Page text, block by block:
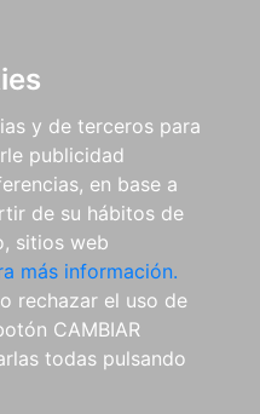
y de terceros para
publicidad
en base a
de su hábitos de
sitios web
más información.
rechazar el uso de
CAMBIAR
todas pulsando